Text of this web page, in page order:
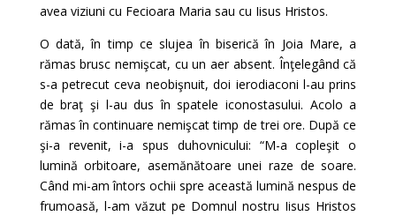
avea viziuni cu Fecioara Maria sau cu Iisus Hristos.
O dată, în timp ce slujea în biserică în Joia Mare, a
rămas brusc nemişcat, cu un aer absent. Înţelegând că
s-a petrecut ceva neobişnuit, doi ierodiaconi l-au prins
de braţ şi l-au dus în spatele iconostasului. Acolo a
rămas în continuare nemişcat timp de trei ore. După ce
şi-a revenit, i-a spus duhovnicului: “M-a copleşit o
lumină orbitoare, asemănătoare unei raze de soare.
Când mi-am întors ochii spre această lumină nespus de
frumoasă, l-am văzut pe Domnul nostru Iisus Hristos